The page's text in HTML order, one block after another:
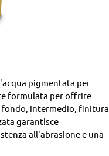
pigmentata per
formulata per offrire
intermedio, finitura
garantisce
all'abrasione e una